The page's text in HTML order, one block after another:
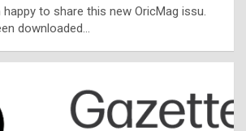
l
t
t
s
happy to share this new OricMag issu.
downloaded…